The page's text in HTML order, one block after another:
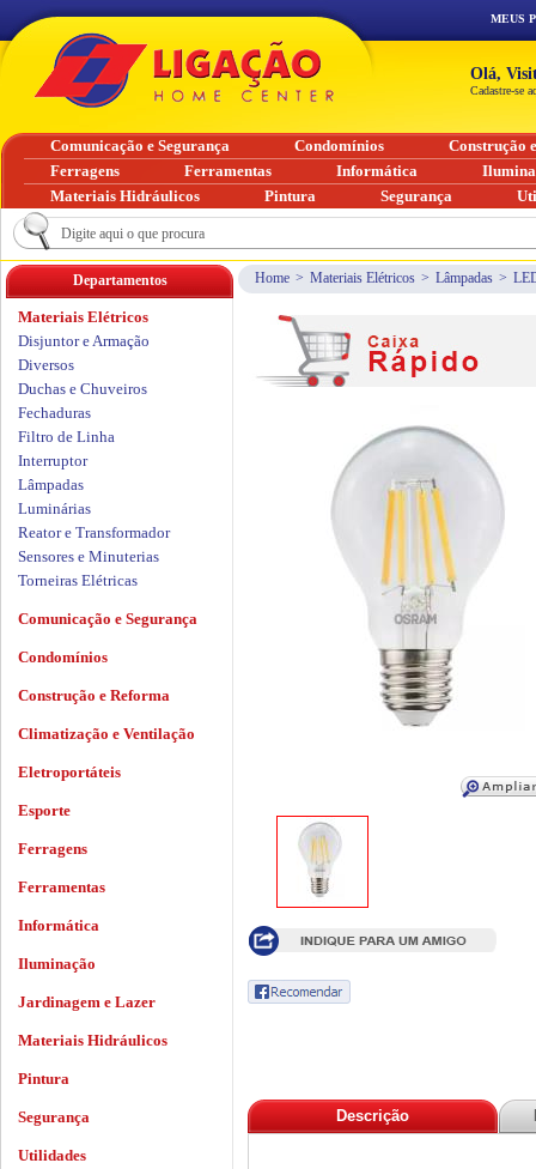
Home > Materiais Elétricos > Lâmpadas >
Descrição
Departamentos
Materiais Elétricos
Disjuntor e Armação
Diversos
Duchas e Chuveiros
Fechaduras
Filtro de Linha
Interruptor
Lâmpadas
Luminárias
Reator e Transformador
Sensores e Minuterias
Torneiras Elétricas
Comunicação e Segurança
Condomínios
Construção e Reforma
Climatização e Ventilação
Eletroportáteis
Esporte
Ferragens
Ferramentas
Informática
Iluminação
Jardinagem e Lazer
Materiais Hidráulicos
Pintura
Segurança
Utilidades
MEUS
Olá,
Cadastre-se
Comunicação e Segurança Condomínios
Construção
Ferragens
Ferramentas Informática
Materiais Hidráulicos
Pintura Segurança